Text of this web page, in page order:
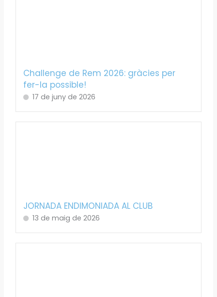
Challenge de Rem 2026: gràcies per
fer-la possible!
17 de juny de 2026
JORNADA ENDIMONIADA AL CLUB
13 de maig de 2026